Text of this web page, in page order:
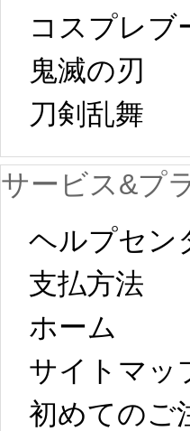
響で2024
日から工場
が一時停
します。 2
以後のご注
は、2月25
コスプレ制
コスプレブ
鬼滅の刃
刀剣乱舞
サービス&プ
ヘルプセン
支払方法
ホーム
サイトマッ
初めてのご